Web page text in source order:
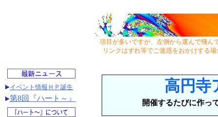
項目が多いですが、左側から選んで飛ん
リンクはずれ等でご迷惑をおかけする
イベント情報ＨＰ誕生
第8回『ハート～』
高円寺
開催するたびに作っ